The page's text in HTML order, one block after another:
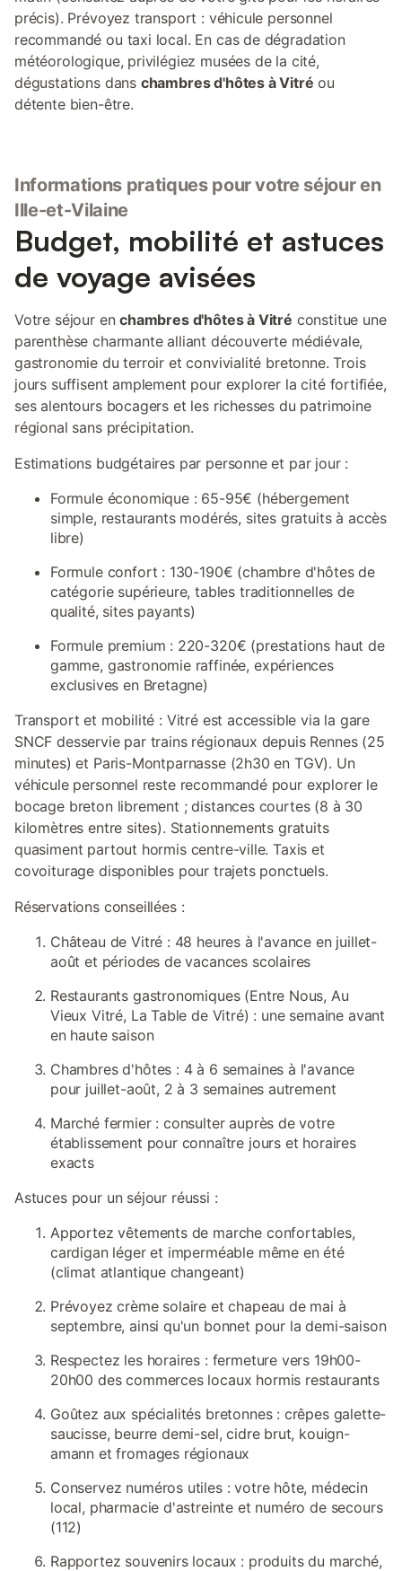
précis). Prévoyez transport : véhicule personnel
recommandé ou taxi local. En cas de dégradation
météorologique, privilégiez musées de la cité,
dégustations dans chambres d'hôtes à Vitré ou
détente bien-être.
Informations pratiques pour votre séjour en
Ille-et-Vilaine
Budget, mobilité et astuces
de voyage avisées
Votre séjour enchambres d'hôtes à Vitré constitue une
parenthèse charmante alliant découverte médiévale,
gastronomie du terroir et convivialité bretonne. Trois
jours suffisent amplement pour explorer la cité fortifiée,
ses alentours bocagers et les richesses du patrimoine
régional sans précipitation.
Estimations budgétaires par personne et par jour :
Formule économique : 65-95€ (hébergement
simple, restaurants modérés, sites gratuits à accès
libre)
Formule confort : 130-190€ (chambre d'hôtes de
catégorie supérieure, tables traditionnelles de
qualité, sites payants)
Formule premium : 220-320€ (prestations haut de
gamme, gastronomie raffinée, expériences
exclusives en Bretagne)
Transport et mobilité : Vitré est accessible via la gare
SNCF desservie par trains régionaux depuis Rennes (25
minutes) et Paris-Montparnasse (2h30 en TGV). Un
véhicule personnel reste recommandé pour explorer le
bocage breton librement ; distances courtes (8 à 30
kilomètres entre sites). Stationnements gratuits
quasiment partout hormis centre-ville. Taxis et
covoiturage disponibles pour trajets ponctuels.
Réservations conseillées :
Château de Vitré : 48 heures à l'avance en juillet-
août et périodes de vacances scolaires
Restaurants gastronomiques (Entre Nous, Au
Vieux Vitré, La Table de Vitré) : une semaine avant
en haute saison
Chambres d'hôtes : 4 à 6 semaines à l'avance
pour juillet-août, 2 à 3 semaines autrement
Marché fermier : consulter auprès de votre
établissement pour connaître jours et horaires
exacts
Astuces pour un séjour réussi :
Apportez vêtements de marche confortables,
cardigan léger et imperméable même en été
(climat atlantique changeant)
Prévoyez crème solaire et chapeau de mai à
septembre, ainsi qu'un bonnet pour la demi-saison
Respectez les horaires : fermeture vers 19h00-
20h00 des commerces locaux hormis restaurants
Goûtez aux spécialités bretonnes : crêpes galette-
saucisse, beurre demi-sel, cidre brut, kouign-
amann et fromages régionaux
Conservez numéros utiles : votre hôte, médecin
local, pharmacie d'astreinte et numéro de secours
(112)
Rapportez souvenirs locaux : produits du marché,